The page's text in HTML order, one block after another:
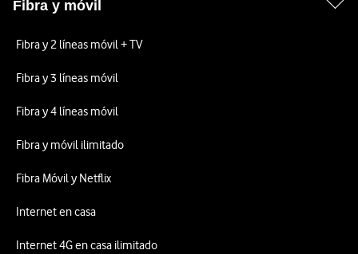
Fibra y móvil
Fibra y 2 líneas móvil + TV
Fibra y 3 líneas móvil
Fibra y 4 líneas móvil
Fibra y móvil ilimitado
Fibra Móvil y Netflix
Internet en casa
Internet 4G en casa ilimitado